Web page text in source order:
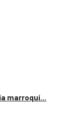
marroquí...